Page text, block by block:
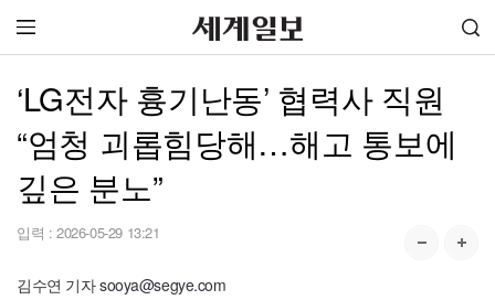
‘LG전자 흉기난동’ 협력사 직원
“엄청 괴롭힘당해…해고 통보에
깊은 분노”
입력 : 2026-05-29 13:21
김수연 기자 sooya@segye.com